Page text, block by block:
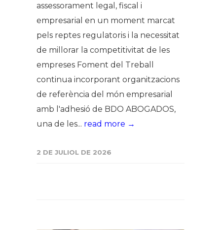
assessorament legal, fiscal i
empresarial en un moment marcat
pels reptes regulatoris i la necessitat
de millorar la competitivitat de les
empreses Foment del Treball
continua incorporant organitzacions
de referència del món empresarial
amb l'adhesió de BDO ABOGADOS,
una de les... read more →
2 DE JULIOL DE 2026